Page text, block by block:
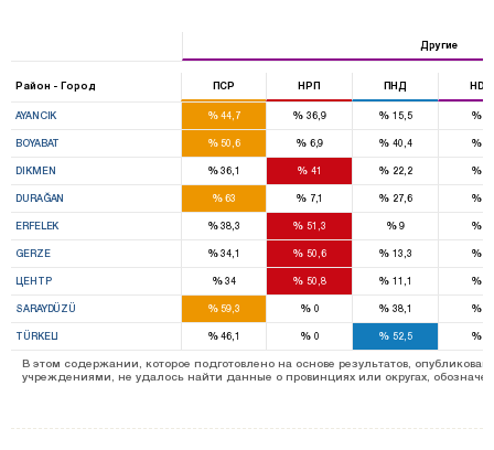
Другие
Район - Город ПСР НРП ПНД HDP
AYANCIK %44,7 % 36,9 % 15,5 %
BOYABAT %50,6 %6,9 % 40,4 %
DIKMEN %36,1 % 41 % 22,2 %
DURAĞAN %63 %7,1 % 27,6 %
ERFELEK %38,3 % 51,3 %9 %
GERZE %34,1 % 50,6 % 13,3 %
ЦЕНТР %34 % 50,8 % 11,1 %
SARAYDÜZÜ %59,3 %0 % 38,1 %
TÜRKELI %46,1 %0 % 52,5 %
В этом содержании, которое подготовлено на основе результатов,
учреждениями, не удалось найти данные о провинциях или округах,